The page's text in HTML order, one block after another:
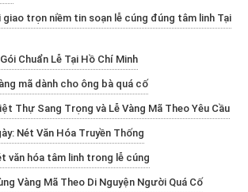
giao trọn niềm tin soạn lễ cúng đúng tâm linh Tại
Chuẩn Lễ Tại Hồ Chí Minh
mã dành cho ông bà quá cố
Thự Sang Trọng và Lễ Vàng Mã Theo Yêu Cầu
Nét Văn Hóa Truyền Thống
văn hóa tâm linh trong lễ cúng
Vàng Mã Theo Di Nguyện Người Quá Cố